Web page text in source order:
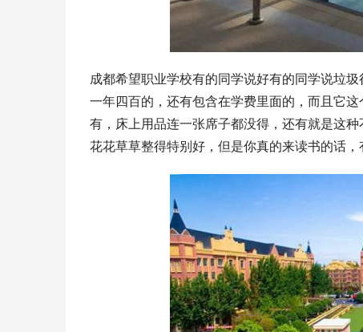
成都希望职业学校有的同学说好有的同学说垃
一年四百的，还有包含在学费里面的，而且它
有，床上用品连一张席子都没得，还有就是这
花花草草整得特别好，但是你真的来读书的话